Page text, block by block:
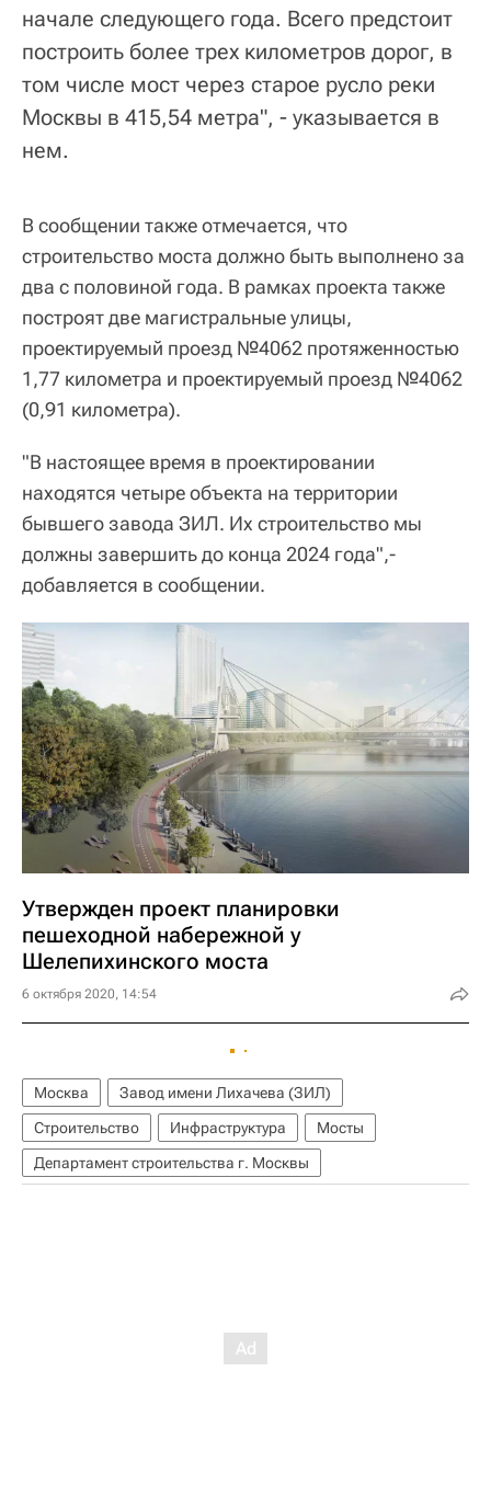
начале следующего года. Всего предстоит
построить более трех километров дорог, в
том числе мост через старое русло реки
Москвы в 415,54 метра", - указывается в
нем.
В сообщении также отмечается, что
строительство моста должно быть выполнено за
два с половиной года. В рамках проекта также
построят две магистральные улицы,
проектируемый проезд №4062 протяженностью
1,77 километра и проектируемый проезд №4062
(0,91 километра).
"В настоящее время в проектировании
находятся четыре объекта на территории
бывшего завода ЗИЛ. Их строительство мы
должны завершить до конца 2024 года",-
добавляется в сообщении.
Утвержден проект планировки
пешеходной набережной у
Шелепихинского моста
6 октября 2020, 14:54
Москва
Завод имени Лихачева (ЗИЛ)
Строительство
Инфраструктура
Мосты
Департамент строительства г. Москвы